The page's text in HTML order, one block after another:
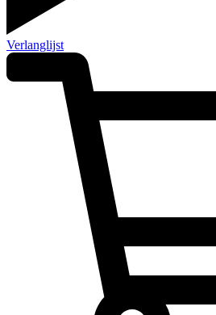
Verlanglijst